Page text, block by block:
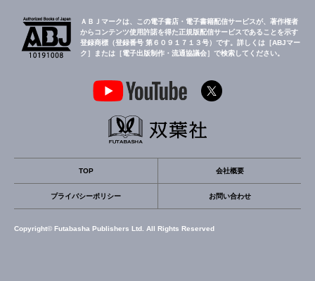
ＡＢＪマークは、この電子書店・電子書籍配信サービスが、著作権者
からコンテンツ使用許諾を得た正規版配信サービスであることを示す
登録商標（登録番号 第６０９１７１３号）です。詳しくは［ABJマー
ク］または［電子出版制作・流通協議会］で検索してください。
TOP 会社概要
プライバシーポリシー お問い合わせ
Copyright© Futabasha Publishers Ltd. All Rights Reserved